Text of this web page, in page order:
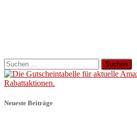
Suchen
nach:
Neueste Beiträge